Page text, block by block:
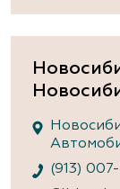
(913)